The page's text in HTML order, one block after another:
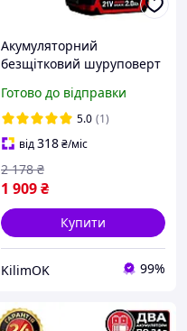
Акумуляторний
безщітковий шуруповерт
двома змінними
патронами та
акумулятором
Готово до відправки
5.0 (1)
від318₴/міс
1 909₴
2 178 ₴
Купити
KilimOK 99%